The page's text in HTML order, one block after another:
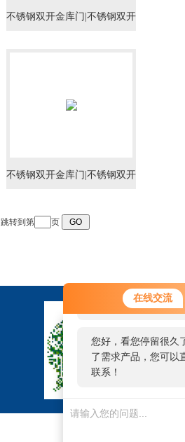
在线交流
您好！欢迎前来咨询
服务，请问您要咨询
您好，看您停留很久
了需求产品，您可以
联系！
不锈钢双开金库门|不锈钢双开
不锈钢双开金库门|不锈钢双开
库门专卖
跳转到第 页